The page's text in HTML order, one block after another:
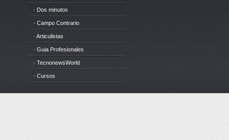
· Dos minutos
· Campo Contrario
· Articulistas
· Guia Profesionales
· TecnonewsWorld
· Cursos